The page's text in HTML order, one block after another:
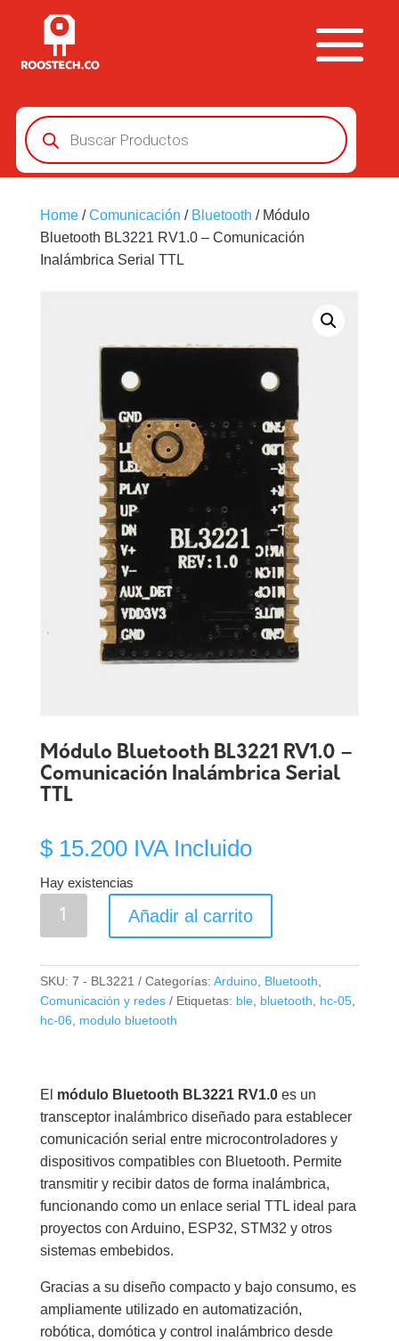
Búsqueda
de
productos
Home/Comunicación / Bluetooth / Módulo
Bluetooth BL3221 RV1.0 – Comunicación
Inalámbrica Serial TTL
Módulo Bluetooth BL3221 RV1.0 –
Comunicación Inalámbrica Serial
TTL
$15.200 IVA Incluido
Hay existencias
Módulo
RV1.0
–
Comunicación
cantidad
Añadir al carrito
SKU: 7 - BL3221 Categorías: Arduino, Bluetooth
Comunicación y redes
Etiquetas: ble, bluetooth hc-05,
hc-06
modulo bluetooth
El módulo Bluetooth BL3221 RV1.0es un
transceptor inalámbrico diseñado para establecer
comunicación serial entre microcontroladores y
dispositivos compatibles con Bluetooth. Permite
transmitir y recibir datos de forma inalámbrica,
funcionando como un enlace serial TTL ideal para
proyectos con Arduino, ESP32, STM32 y otros
sistemas embebidos.
Gracias a su diseño compacto y bajo consumo, es
ampliamente utilizado en automatización,
robótica, domótica y control inalámbrico desde